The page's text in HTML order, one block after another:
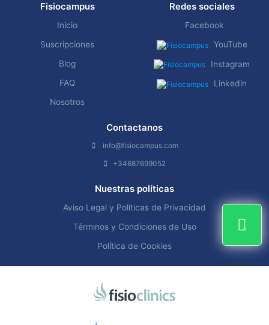
Fisiocampus
Inicio
Suscripciones
Blog
FAQ
Nosotros
Redes sociales
Facebook
YouTube
Instagram
Linkedin
Contactanos
info@fisiocampus.com
+34687699052
Nuestras políticas
Aviso Legal y Políticas de Privacidad
Términos y Condiciones de Uso
Política de Cookies